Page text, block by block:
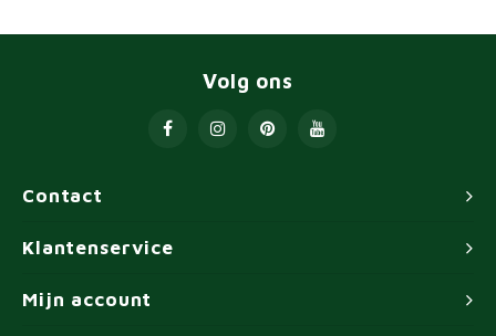
Contact
Volg ons
Klantenservice
Mijn account